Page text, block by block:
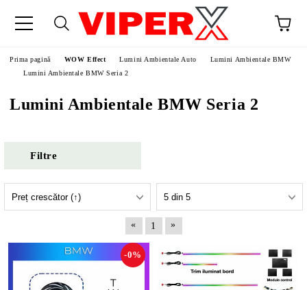
Prima pagină WOW Effect Lumini Ambientale Auto
Lumini Ambientale BMW
Lumini Ambientale BMW Seria 2
Lumini Ambientale BMW Seria 2
Filtre
« 1 »
-0%